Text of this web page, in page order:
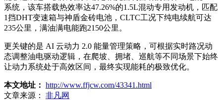
系统，该车搭载热效率达47.26%的1.5L混动专用发动机，匹配
1挡DHT变速箱与神盾金砖电池，CLTC工况下纯电续航可达
235公里，满油满电能跑2150公里。
更关键的是 AI 云动力 2.0 能量管理策略，可根据实时路况动
态调整油电驱动逻辑，在爬坡、拥堵、巡航等不同场景下始终
让动力系统处于高效区间，最终实现能耗的极致优化。
本文地址： http://www.ffjcw.com/43341.html
文章来源：
非凡网